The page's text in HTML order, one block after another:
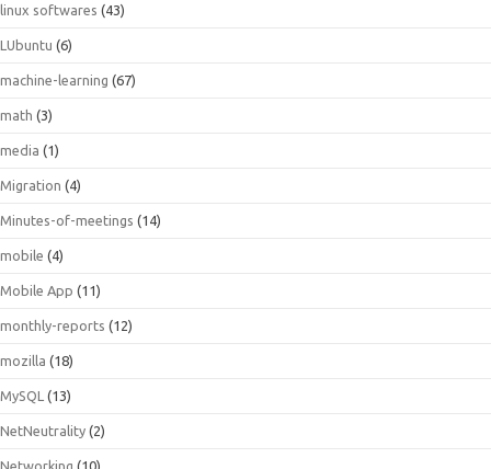
linux softwares (43)
LUbuntu (6)
machine-learning (67)
math (3)
media (1)
Migration (4)
Minutes-of-meetings (14)
mobile (4)
Mobile App (11)
monthly-reports (12)
mozilla (18)
MySQL (13)
NetNeutrality (2)
Networking (10)